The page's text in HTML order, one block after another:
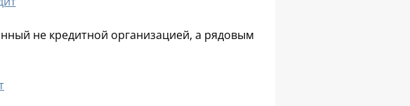
не кредитной организацией, а рядовым